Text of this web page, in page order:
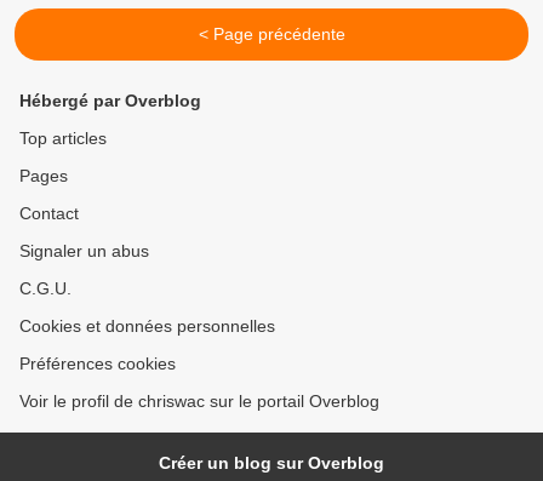
< Page précédente
Hébergé par Overblog
Top articles
Pages
Contact
Signaler un abus
C.G.U.
Cookies et données personnelles
Préférences cookies
Voir le profil de chriswac sur le portail Overblog
Créer un blog sur Overblog